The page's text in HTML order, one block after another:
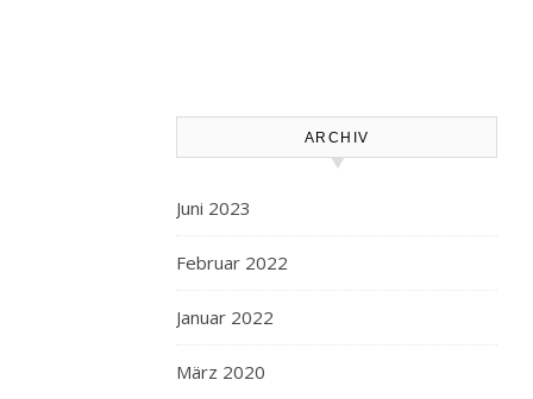
ARCHIV
Juni 2023
Februar 2022
Januar 2022
März 2020